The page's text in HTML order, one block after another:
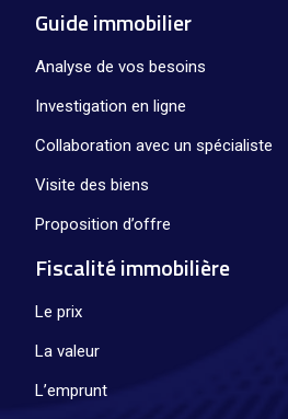
Guide immobilier
Analyse de vos besoins
Investigation en ligne
Collaboration avec un spécialiste
Visite des biens
Proposition d’offre
Fiscalité immobilière
Le prix
La valeur
L’emprunt